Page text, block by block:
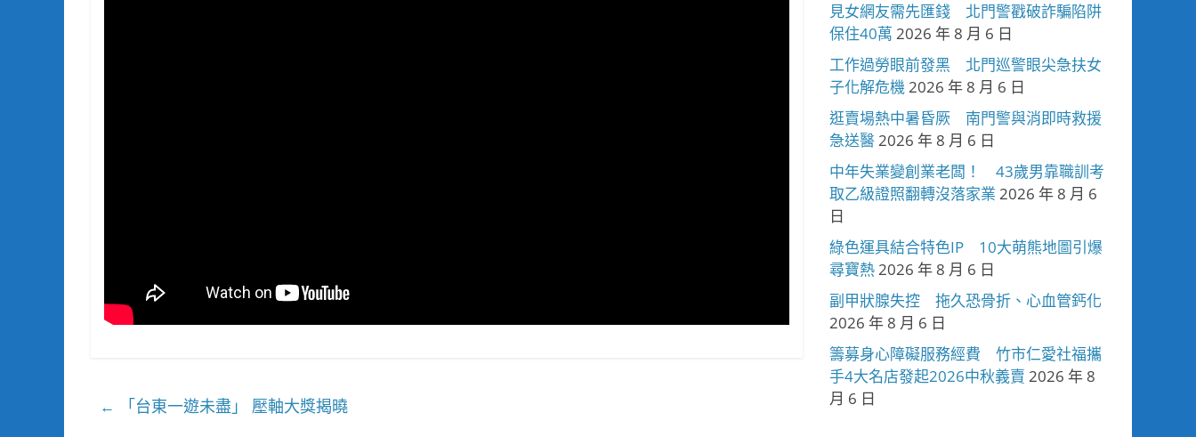
← 「台東一遊未盡」 壓軸大獎揭曉
見女網友需先匯錢 北門警戳破詐騙陷阱
保住40萬 2026 年 8 月 6 日
工作過勞眼前發黑 北門巡警眼尖急扶女
子化解危機2026 年 8 月 6 日
逛賣場熱中暑昏厥 南門警與消即時救援
急送醫2026 年 8 月 6 日
中年失業變創業老闆！ 43歲男靠職訓考
取乙級證照翻轉沒落家業 2026 年 8 月 6
日
綠色運具結合特色IP 10大萌熊地圖引爆
尋寶熱2026 年 8 月 6 日
副甲狀腺失控 拖久恐骨折、心血管鈣化
2026 年 8 月 6 日
籌募身心障礙服務經費 竹市仁愛社福攜
手4大名店發起2026中秋義賣 2026 年 8
月 6 日